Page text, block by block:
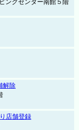
ングセンター南館５階
解除
店舗登録